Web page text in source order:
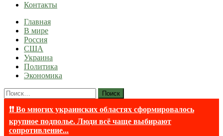
contentКонтакты
lentaruss
lentaruss — Новости
Главная
В мире
Россия
США
Украина
Политика
Экономика
Найти:
❗❗ Во многих украинских областях сформировалось
крупное подполье. Люди всё чаще выбирают
сопротивление...